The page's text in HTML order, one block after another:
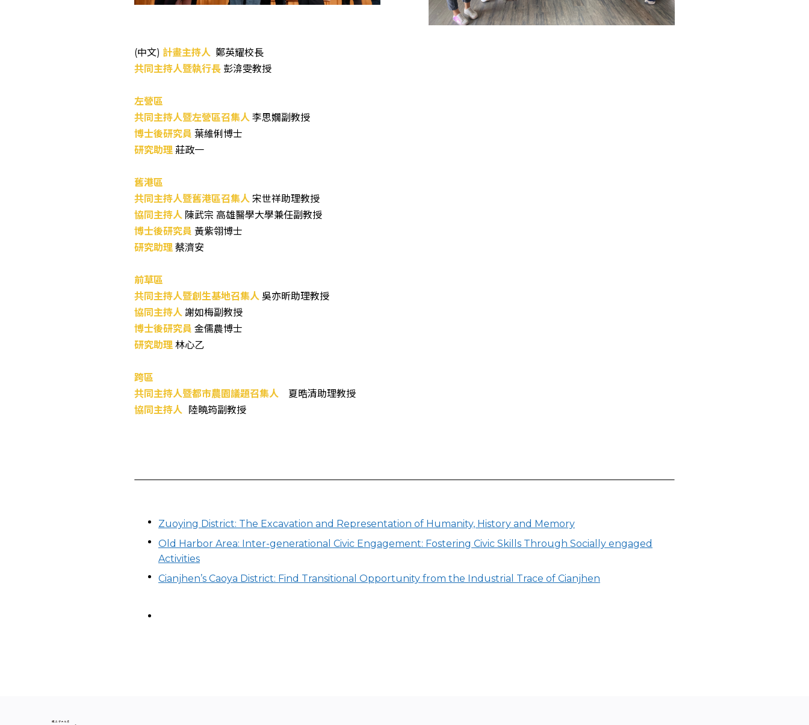
(中文) 計畫主持人 鄭英耀校長
共同主持人暨執行長 彭渰雯教授
左營區
共同主持人暨左營區召集人 李思嫺副教授
博士後研究員 葉維俐博士
研究助理 莊政一
舊港區
共同主持人暨舊港區召集人 宋世祥助理教授
協同主持人 陳武宗 高雄醫學大學兼任副教授
博士後研究員 黃紫翎博士
研究助理 蔡濟安
前草區
共同主持人暨創生基地召集人 吳亦昕助理教授
協同主持人 謝如梅副教授
博士後研究員 金儒農博士
研究助理 林心乙
跨區
共同主持人暨都市農園議題召集人 夏晧清助理教授
協同主持人
陸曉筠副教授
Zuoying District: The Excavation and Representation of Humanity, History and Memory
Old Harbor Area: Inter-generational Civic Engagement: Fostering Civic Skills Through Socially engaged
Activities
Cianjhen’s Caoya District: Find Transitional Opportunity from the Industrial Trace of Cianjhen